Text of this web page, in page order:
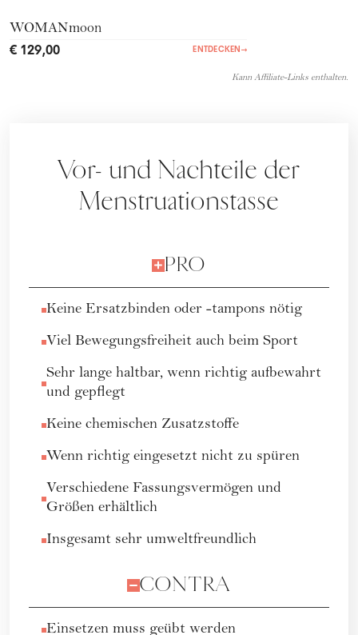
WOMANmoon
€ 129,00 ENTDECKEN →
Kann Affiliate-Links enthalten.
Vor- und Nachteile der
Menstruationstasse
PRO
Keine Ersatzbinden oder -tampons nötig
Viel Bewegungsfreiheit auch beim Sport
Sehr lange haltbar, wenn richtig aufbewahrt
und gepflegt
Keine chemischen Zusatzstoffe
Wenn richtig eingesetzt nicht zu spüren
Verschiedene Fassungsvermögen und
Größen erhältlich
Insgesamt sehr umweltfreundlich
CONTRA
Einsetzen muss geübt werden